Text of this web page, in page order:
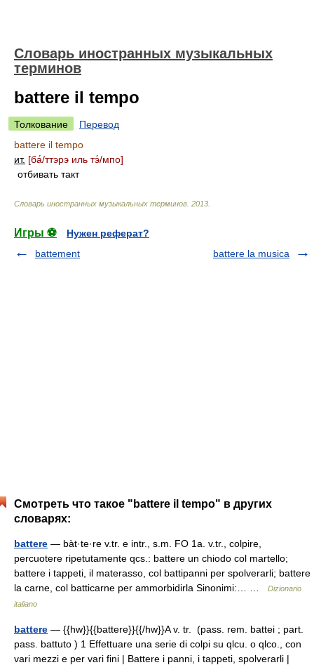
Словарь иностранных музыкальных
терминов
battere il tempo
Толкование
Перевод
battere il tempo
ит. [ба́/ттэрэ иль тэ́/мпо]
отбивать такт
Словарь иностранных музыкальных терминов 2013
Игры ⚽
Нужен реферат?
battement
battere la musica
Смотреть что такое "battere il tempo" в других
словарях:
battere — bàt·te·re v.tr. e intr., s.m. FO 1a. v.tr., colpire,
percuotere ripetutamente qcs.: battere un chiodo col martello;
battere i tappeti, il materasso, col battipanni per spolverarli; battere
la carne, col batticarne per ammorbidirla Sinonimi:… …
Dizionario
italiano
battere — {{hw}}{{battere}}{{/hw}}A v. tr. (pass. rem. battei ; part.
pass. battuto ) 1 Effettuare una serie di colpi su qlcu. o qlco., con
vari mezzi e per vari fini | Battere i panni, i tappeti, spolverarli |